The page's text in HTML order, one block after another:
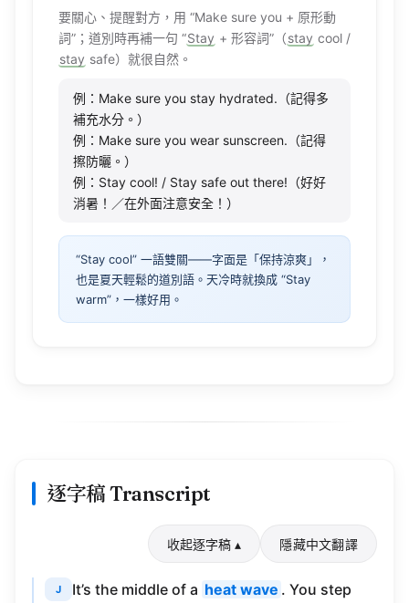
要關心、提醒對方，用 “Make sure you + 原形動
詞”；道別時再補一句 “Stay + 形容詞”（stay cool /
stay safe）就很自然。
例：Make sure you stay hydrated.（記得多
補充水分。）
例：Make sure you wear sunscreen.（記得
擦防曬。）
例：Stay cool! / Stay safe out there!（好好
消暑！／在外面注意安全！）
“Stay cool” 一語雙關——字面是「保持涼爽」，
也是夏天輕鬆的道別語。天冷時就換成 “Stay
warm”，一樣好用。
逐字稿 Transcript
收起逐字稿 ▴ 隱藏中文翻譯
J It’s the middle of a heat wave . You step